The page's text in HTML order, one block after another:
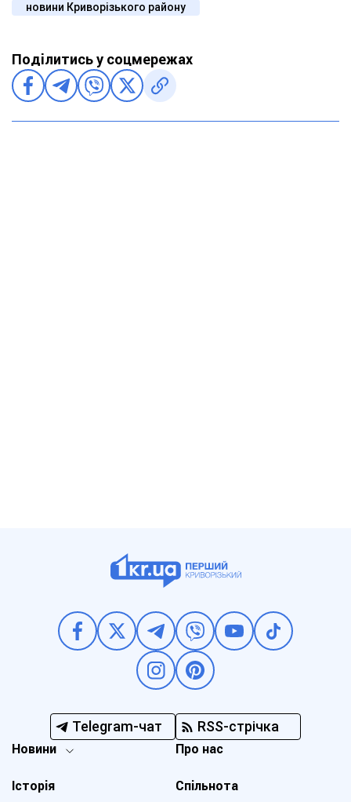
новини Криворізького району
Поділитись у соцмережах
Telegram-чат RSS-стрічка
Новини
Історія
Про нас
Спільнота